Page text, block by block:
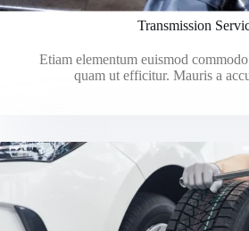
Transmission
Etiam elementum euismod
quam ut efficitur. Mauris a